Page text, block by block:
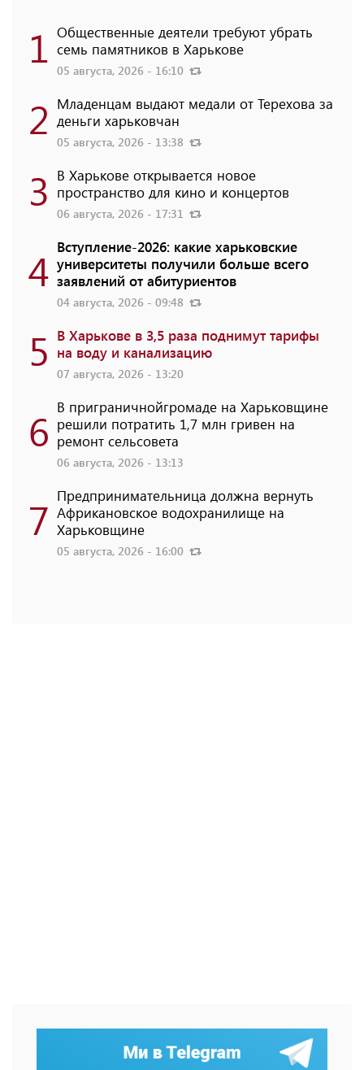
1 Общественные деятели требуют убрать
семь памятников в Харькове
05 августа, 2026 - 16:10
2 Младенцам выдают медали от Терехова за
деньги харьковчан
05 августа, 2026 - 13:38
3 В Харькове открывается новое
пространство для кино и концертов
06 августа, 2026 - 17:31
4 Вступление-2026: какие харьковские
университеты получили больше всего
заявлений от абитуриентов
04 августа, 2026 - 09:48
5 В Харькове в 3,5 раза поднимут тарифы
на воду и канализацию
07 августа, 2026 - 13:20
6 В приграничнойгромаде на Харьковщине
решили потратить 1,7 млн ​​гривен на
ремонт сельсовета
06 августа, 2026 - 13:13
7 Предпринимательница должна вернуть
Африкановское водохранилище на
Харьковщине
05 августа, 2026 - 16:00